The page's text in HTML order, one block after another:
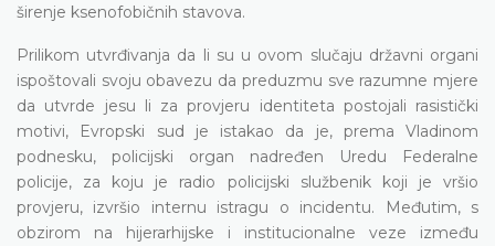
širenje ksenofobičnih stavova.
Prilikom utvrđivanja da li su u ovom slučaju državni organi
ispoštovali svoju obavezu da preduzmu sve razumne mjere
da utvrde jesu li za provjeru identiteta postojali rasistički
motivi, Evropski sud je istakao da je, prema Vladinom
podnesku, policijski organ nadređen Uredu Federalne
policije, za koju je radio policijski službenik koji je vršio
provjeru, izvršio internu istragu o incidentu. Međutim, s
obzirom na hijerarhijske i institucionalne veze između